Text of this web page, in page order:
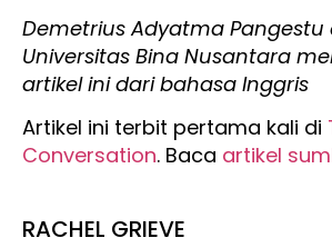
Demetrius Adyatma Pangestu
Universitas Bina Nusantara
artikel ini dari bahasa Inggris
Artikel ini terbit pertama kali di
Conversation. Baca artikel
RACHEL GRIEVE